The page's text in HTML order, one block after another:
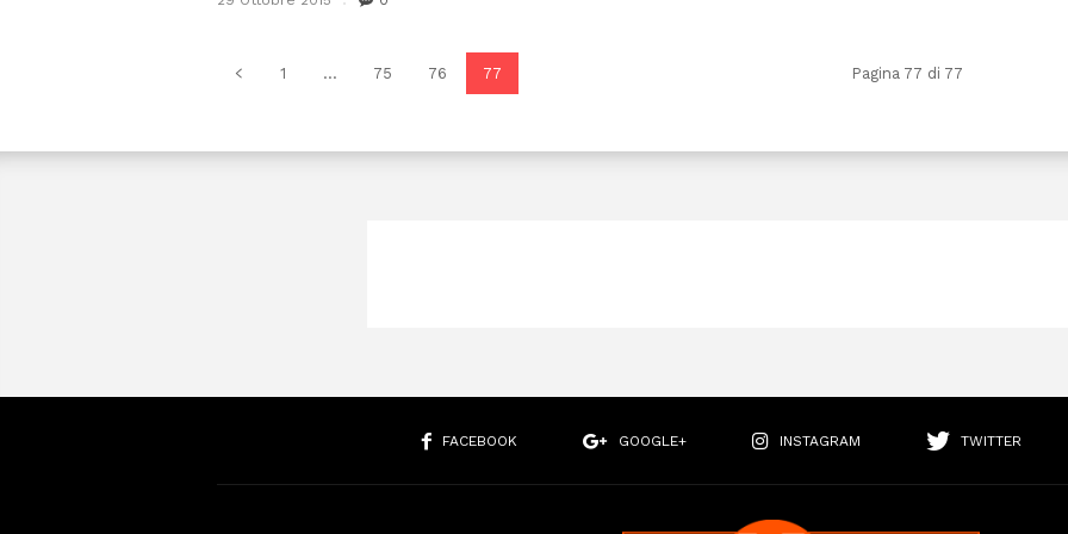
1 ... 75 76 77 Pagina 77 di 77
FACEBOOK GOOGLE+ INSTAGRAM TWITTER